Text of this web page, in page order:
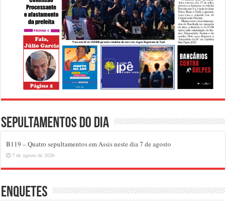
Sepultamentos do dia
B119 – Quatro sepultamentos em Assis neste dia 7 de agosto
7 de agosto de 2026
Enquetes